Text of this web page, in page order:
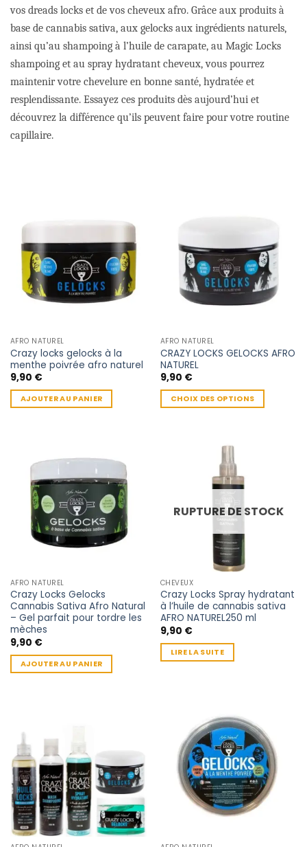
vos dreads locks et de vos cheveux afro. Grâce aux produits à
base de cannabis sativa, aux gelocks aux ingrédients naturels,
ainsi qu’au shampoing à l’huile de carapate, au Magic Locks
shampoing et au spray hydratant cheveux, vous pourrez
maintenir votre chevelure en bonne santé, hydratée et
resplendissante. Essayez ces produits dès aujourd’hui et
découvrez la différence qu’ils peuvent faire pour votre routine
capillaire.
AFRO NATUREL
Crazy locks gelocks à la
menthe poivrée afro naturel
9,90 €
AJOUTER AU PANIER
AFRO NATUREL
CRAZY LOCKS GELOCKS AFRO
NATUREL
9,90 €
CHOIX DES OPTIONS
peuvent
page
du
produit
AFRO NATUREL
Crazy Locks Gelocks
Cannabis Sativa Afro Natural
– Gel parfait pour tordre les
mèches
9,90 €
AJOUTER AU PANIER
RUPTURE DE STOCK
CHEVEUX
Crazy Locks Spray hydratant
à l’huile de cannabis sativa
AFRO NATUREL250 ml
9,90 €
LIRE LA SUITE